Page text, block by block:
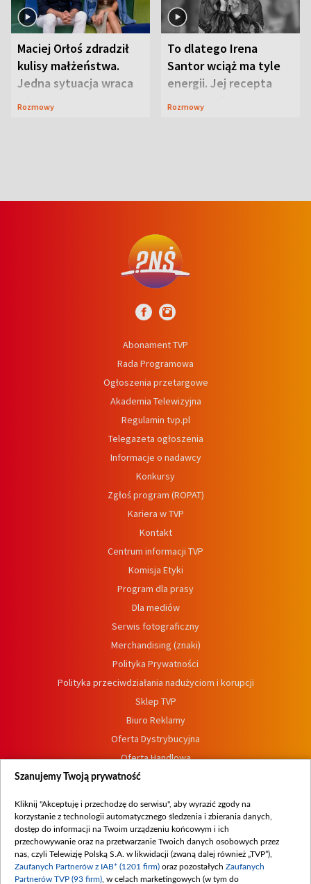
Maciej Orłoś zdradził
kulisy małżeństwa.
Jedna sytuacja wraca
jak bumerang
Rozmowy
To dlatego Irena
Santor wciąż ma tyle
energii. Jej recepta
jest zaskakująco
Rozmowy
Abonament TVP
Rada Programowa
Ogłoszenia przetargowe
Akademia Telewizyjna
Regulamin tvp.pl
Telegazeta ogłoszenia
Informacje o nadawcy
Konkursy
Zgłoś program (ROPAT)
Kariera w TVP
Kontakt
Centrum informacji TVP
Komisja Etyki
Program dla prasy
Dla mediów
Serwis fotograficzny
Merchandising (znaki)
Polityka Prywatności
Polityka przeciwdziałania nadużyciom i korupcji
Sklep TVP
Biuro Reklamy
Oferta Dystrybucyjna
Oferta Handlowa
Dostępność
Procedura zgłoszeń wewnętrznych
Szanujemy Twoją prywatność
Kliknij "Akceptuję i przechodzę do serwisu", aby wyrazić zgody na
korzystanie z technologii automatycznego śledzenia i zbierania danych,
dostęp do informacji na Twoim urządzeniu końcowym i ich
przechowywanie oraz na przetwarzanie Twoich danych osobowych przez
nas, czyli Telewizję Polską S.A. w likwidacji (zwaną dalej również „TVP”),
Zaufanych Partnerów z IAB* (1201 firm) oraz pozostałych Zaufanych
Partnerów TVP (93 firm) , w celach marketingowych (w tym do